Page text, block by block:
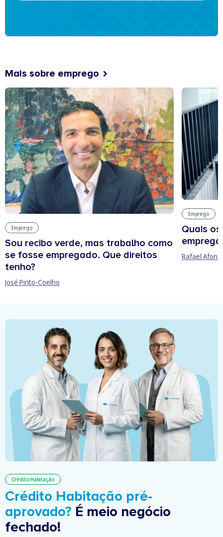
Mais sobre emprego
Emprego
Sou recibo verde, mas trabalho como
se fosse empregado. Que direitos
tenho?
José Pinto-Coelho
Emprego
Quais
Rafael
Crédito Habitação
Crédito Habitação pré-
aprovado? É meio negócio
fechado!